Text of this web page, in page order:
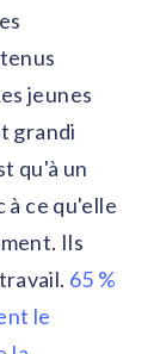
jeunes
grandi
qu'à un
à ce qu'elle
Ils
65 %
le